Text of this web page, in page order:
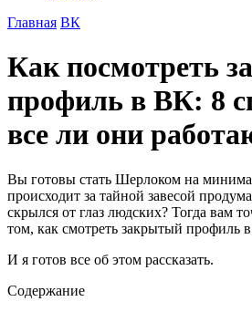
Главная ВК
Как посмотреть
профиль в ВК: 8
все ли они
Вы готовы стать Шерлоком на
происходит за тайной завесой
скрылся от глаз людских? Тогда вам
том, как смотреть закрытый профиль
И я готов все об этом рассказать.
Содержание